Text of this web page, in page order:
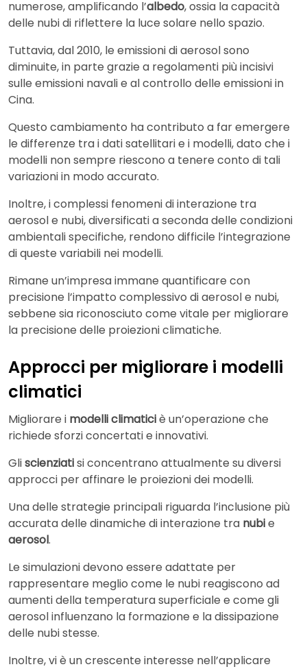
numerose, amplificando l’albedo, ossia la capacità
delle nubi di riflettere la luce solare nello spazio.
Tuttavia, dal 2010, le emissioni di aerosol sono
diminuite, in parte grazie a regolamenti più incisivi
sulle emissioni navali e al controllo delle emissioni in
Cina.
Questo cambiamento ha contributo a far emergere
le differenze tra i dati satellitari e i modelli, dato che i
modelli non sempre riescono a tenere conto di tali
variazioni in modo accurato.
Inoltre, i complessi fenomeni di interazione tra
aerosol e nubi, diversificati a seconda delle condizioni
ambientali specifiche, rendono difficile l’integrazione
di queste variabili nei modelli.
Rimane un’impresa immane quantificare con
precisione l’impatto complessivo di aerosol e nubi,
sebbene sia riconosciuto come vitale per migliorare
la precisione delle proiezioni climatiche.
Approcci per migliorare i modelli
climatici
Migliorare i modelli climaticiè un’operazione che
richiede sforzi concertati e innovativi.
Gliscienziatisi concentrano attualmente su diversi
approcci per affinare le proiezioni dei modelli.
Una delle strategie principali riguarda l’inclusione più
accurata delle dinamiche di interazione tra nubie
aerosol.
Le simulazioni devono essere adattate per
rappresentare meglio come le nubi reagiscono ad
aumenti della temperatura superficiale e come gli
aerosol influenzano la formazione e la dissipazione
delle nubi stesse.
Inoltre, vi è un crescente interesse nell’applicare